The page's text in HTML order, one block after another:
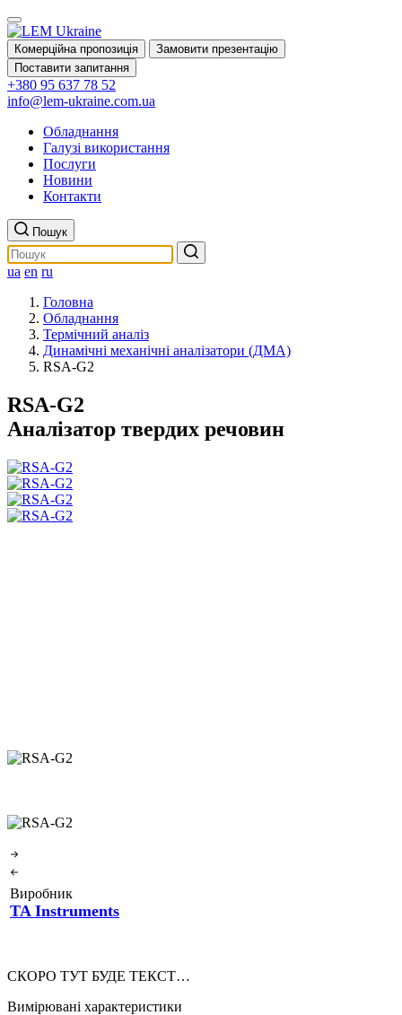
Комерційна пропозиція
Замовити презентацію
Поставити запитання
+380 95 637 78 52
info@lem-ukraine.com.ua
Обладнання
Галузі використання
Послуги
Новини
Контакти
Пошук
ua en ru
Головна
Обладнання
Термічний аналіз
Динамічні механічні аналізатори (ДМА)
RSA-G2
RSA-G2
Аналізатор твердих речовин
Виробник
TA Instruments
СКОРО ТУТ БУДЕ ТЕКСТ…
Вимірювані характеристики